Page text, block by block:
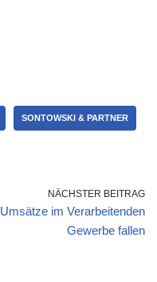
SONTOWSKI & PARTNER
NÄCHSTER BEITRAG
Umsätze im Verarbeitenden
Gewerbe fallen